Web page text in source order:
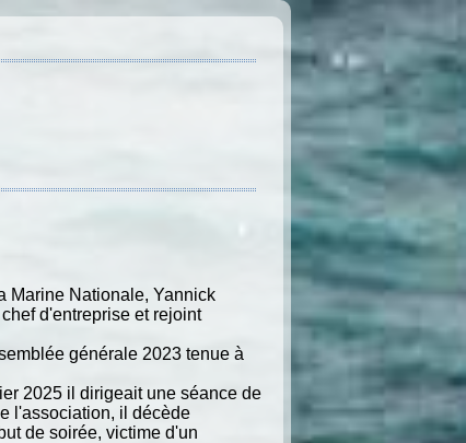
Marine Nationale, Yannick
d'entreprise et rejoint
générale 2023 tenue à
2025 il dirigeait une séance de
l'association, il décède
de soirée, victime d'un